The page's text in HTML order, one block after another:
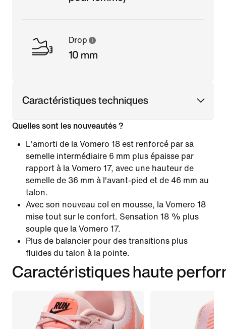
Drop
10 mm
Caractéristiques techniques
Quelles sont les nouveautés ?
L'amorti de la Vomero 18 est renforcé par sa
semelle intermédiaire 6 mm plus épaisse par
rapport à la Vomero 17, avec une hauteur de
semelle de 36 mm à l'avant-pied et de 46 mm au
talon.
Avec son nouveau col en mousse, la Vomero 18
mise tout sur le confort. Sensation 18 % plus
souple que la Vomero 17.
Plus de balancier pour des transitions plus
fluides du talon à la pointe.
Caractéristiques haute